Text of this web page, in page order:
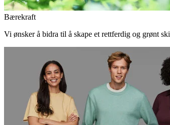
Bærekraft
Vi ønsker å bidra til å skape et rettferdig og grønt